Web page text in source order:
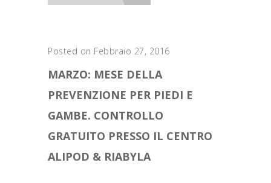
Posted on Febbraio 27, 2016
MARZO: MESE DELLA
PREVENZIONE PER PIEDI E
GAMBE. CONTROLLO
GRATUITO PRESSO IL CENTRO
ALIPOD & RIABYLA